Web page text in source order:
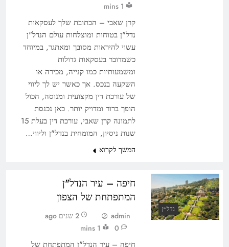
1 mins
קרן שאבי – הכתובת שלך לעסקאות
נדל"ן בטוחות ומוצלחות עולם הנדל"ן
עשוי להיראות מסובך ומאתגר, במיוחד
כשמדובר בעסקאות גדולות
ומשמעותיות כמו קנייה, מכירה או
השקעה בנכס. אך כאשר יש לך ליווי
של עורכת דין מקצועית ומנוסה, הכול
הופך ברור ומדויק יותר. כאן נכנסת
לתמונה קרן שאבי, עורכת דין בעלת 15
שנות ניסיון, המומחית בנדל"ן וליווי…
המשך לקרוא
נדל׳׳ן
חיפה – עיר הנדל"ן
המתפתחת של הצפון
admin
2 שנים ago
0
1 mins
חיפה – עיר הנדל"ן המתפתחת של